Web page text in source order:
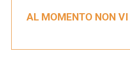
AL MOMENTO NON